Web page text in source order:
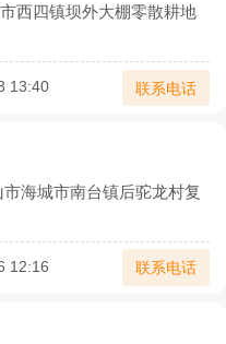
“土味” 又有 “新意”
流转须2/3村民代表同意
格合理
现效益最大化？
转价格模型正式发布
宁夏二轮土地延包1634万余亩承包农户涉及100万余户
西四镇坝外大棚零散耕地
13:40 联系电话
海城市南台镇后驼龙村复
12:16 联系电话